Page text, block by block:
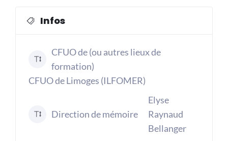
Infos
CFUO de (ou autres lieux de
formation)
CFUO de Limoges (ILFOMER)
Direction de mémoire
Elyse
Raynaud
Bellanger